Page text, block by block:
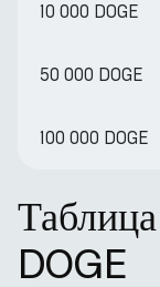
10 000 DOGE
50 000 DOGE
100 000 DOGE
DOGE